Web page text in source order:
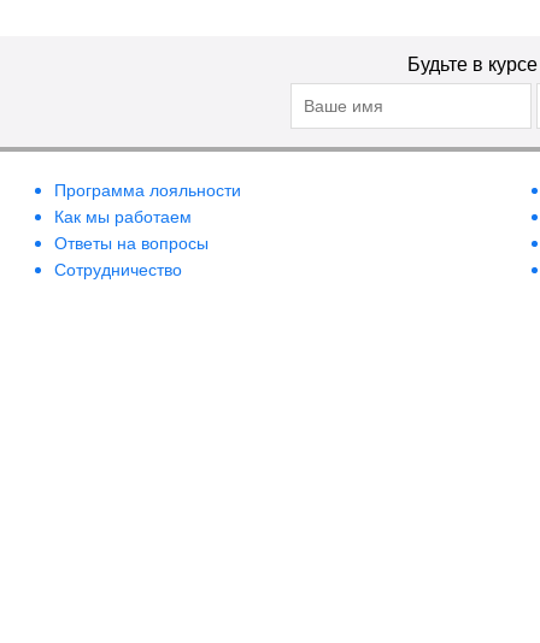
Будьте в
Программа лояльности
Как мы работаем
Ответы на вопросы
Сотрудничество